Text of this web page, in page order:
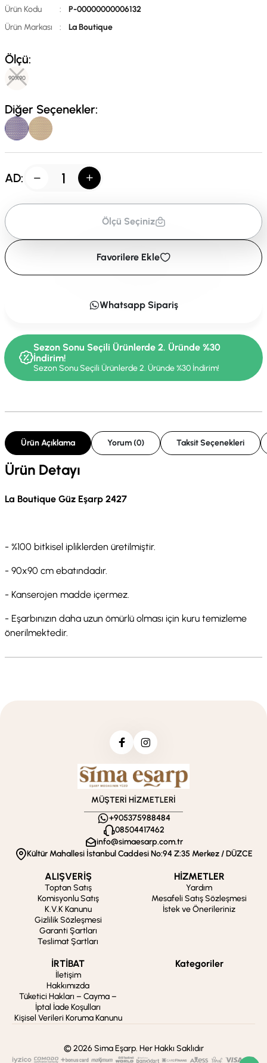
Ürün Kodu :
P-00000000006132
Ürün Markası
: La Boutique
Ölçü:
90X90
Diğer Seçenekler:
AD:
Ölçü Seçiniz
Favorilere Ekle
Whatsapp Sipariş
Sezon Sonu Seçili Ürünlerde 2. Üründe %30
İndirim!
Sezon Sonu Seçili Ürünlerde 2. Üründe %30 İndirim!
Ürün Açıklama Yorum (0) Taksit Seçenekleri
Ürün Detayı
La Boutique Güz Eşarp 2427
- %100 bitkisel ipliklerden üretilmiştir.
- 90x90 cm ebatındadır.
- Kanserojen madde içermez.
- Eşarbınızın daha uzun ömürlü olması için kuru temizleme
önerilmektedir.
MÜŞTERİ HİZMETLERİ
+905375988484
08504417462
info@simaesarp.com.tr
Kültür Mahallesi İstanbul Caddesi No:94 Z:35 Merkez / DÜZCE
ALIŞVERİŞ
Toptan Satış
Komisyonlu Satış
K.V.K Kanunu
Gizlilik Sözleşmesi
Garanti Şartları
Teslimat Şartları
HİZMETLER
Yardım
Mesafeli Satış Sözleşmesi
İstek ve Önerileriniz
İRTİBAT
İletişim
Hakkımızda
Tüketici Hakları – Cayma –
İptal İade Koşulları
Kişisel Verileri Koruma Kanunu
Kategoriler
© 2026 Sima Eşarp. Her Hakkı Saklıdır